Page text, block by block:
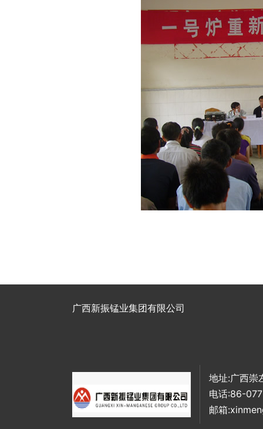
广西新振锰业集团有限公司
地址:广西崇
电话:86-
邮箱